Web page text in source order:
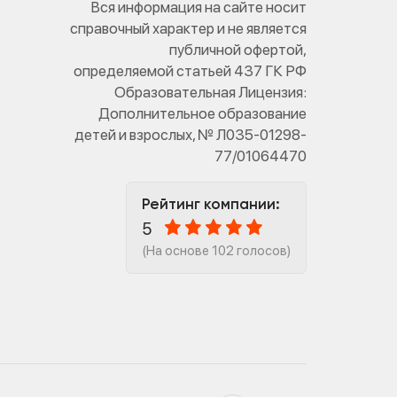
Вся информация на сайте носит
справочный характер и не является
публичной офертой,
определяемой статьей 437 ГК РФ
Образовательная Лицензия:
Дополнительное образование
детей и взрослых, № Л035-01298-
77/01064470
Рейтинг компании:
5
(На основе 102 голосов)